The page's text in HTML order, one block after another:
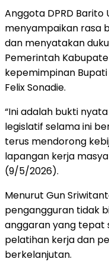
Anggota DPRD Barito
menyampaikan rasa
dan menyatakan
Pemerintah
kepemimpinan Bupati
Felix Sonadie.
“Ini adalah bukti
legislatif selama ini
terus mendorong
lapangan kerja
(9/5/2026).
Menurut Gun
pengangguran tidak
anggaran yang tepat
pelatihan kerja dan
berkelanjutan.